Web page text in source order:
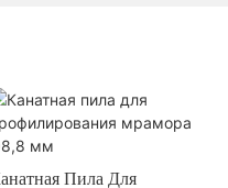
Пила Для